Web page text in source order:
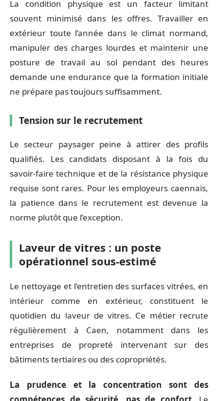
La condition physique est un facteur limitant
souvent minimisé dans les offres. Travailler en
extérieur toute l’année dans le climat normand,
manipuler des charges lourdes et maintenir une
posture de travail au sol pendant des heures
demande une endurance que la formation initiale
ne prépare pas toujours suffisamment.
Tension sur le recrutement
Le secteur paysager peine à attirer des profils
qualifiés. Les candidats disposant à la fois du
savoir-faire technique et de la résistance physique
requise sont rares. Pour les employeurs caennais,
la patience dans le recrutement est devenue la
norme plutôt que l’exception.
Laveur de vitres : un poste
opérationnel sous-estimé
Le nettoyage et l’entretien des surfaces vitrées, en
intérieur comme en extérieur, constituent le
quotidien du laveur de vitres. Ce métier recrute
régulièrement à Caen, notamment dans les
entreprises de propreté intervenant sur des
bâtiments tertiaires ou des copropriétés.
La prudence et la concentration sont des